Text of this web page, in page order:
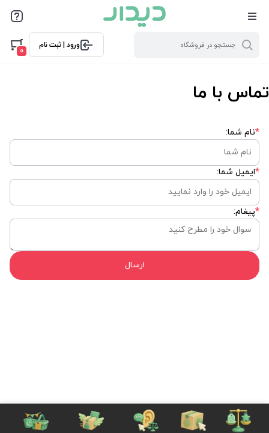
ورود | ثبت نام
0
تماس با ما
*نام شما:
*ایمیل شما:
*پیغام:
ارسال